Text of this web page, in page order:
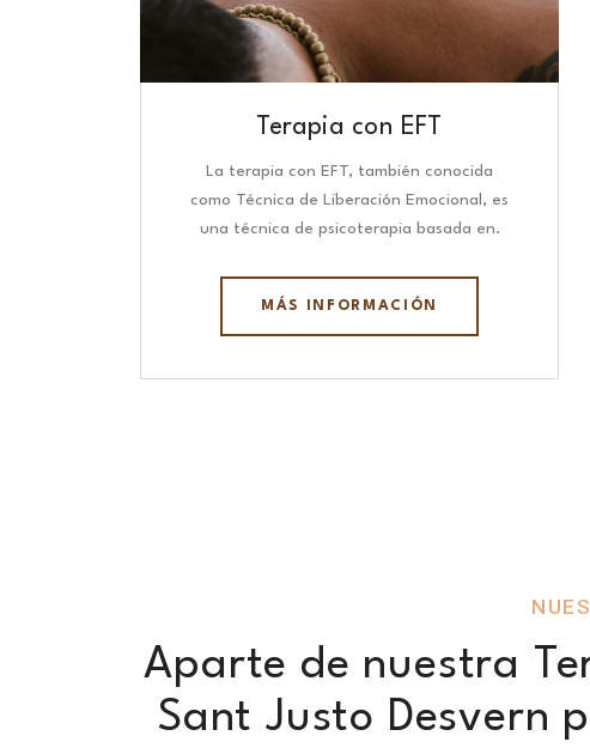
Terapia con EFT
La terapia con EFT, también conocida
como Técnica de Liberación Emocional, es
una técnica de psicoterapia basada en.
MÁS INFORMACIÓN
Aparte de nuestra
Sant Justo Desvern